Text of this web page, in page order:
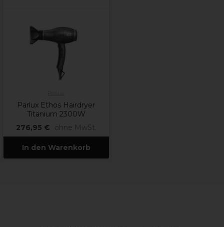
Parlux Ethos Hairdryer
Titanium 2300W
276,95 €
ohne MwSt.
In den Warenkorb